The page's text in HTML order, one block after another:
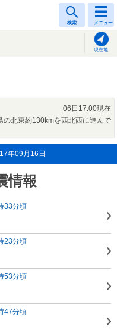
検索 メニュー
現在地
06日17:00現在
の北東約130kmを西北西に進んで
年09月16日
情報
33分頃
23分頃
53分頃
47分頃